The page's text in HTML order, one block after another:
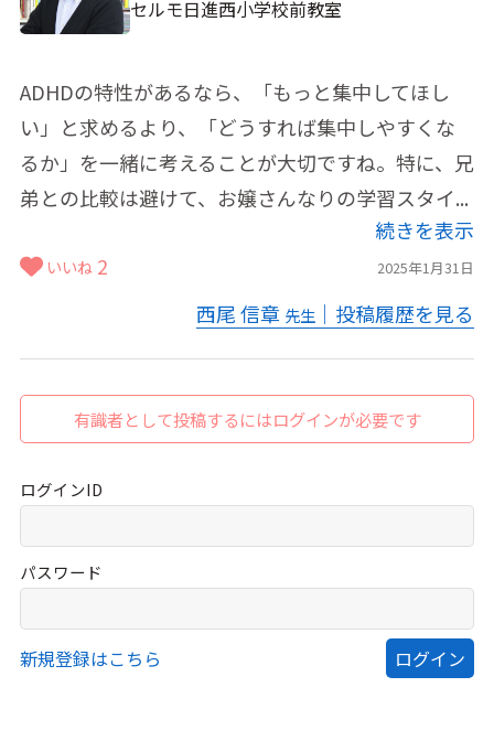
セルモ日進西小学校前教室
ADHDの特性があるなら、「もっと集中してほし
い」と求めるより、「どうすれば集中しやすくな
るか」を一緒に考えることが大切ですね。特に、兄
弟との比較は避けて、お嬢さんなりの学習スタイ...
続きを表示
2025年1月31日
いいね 2
西尾 信章 先生 ｜投稿履歴を見る
有識者として投稿するにはログインが必要です
ログインID
パスワード
新規登録はこちら